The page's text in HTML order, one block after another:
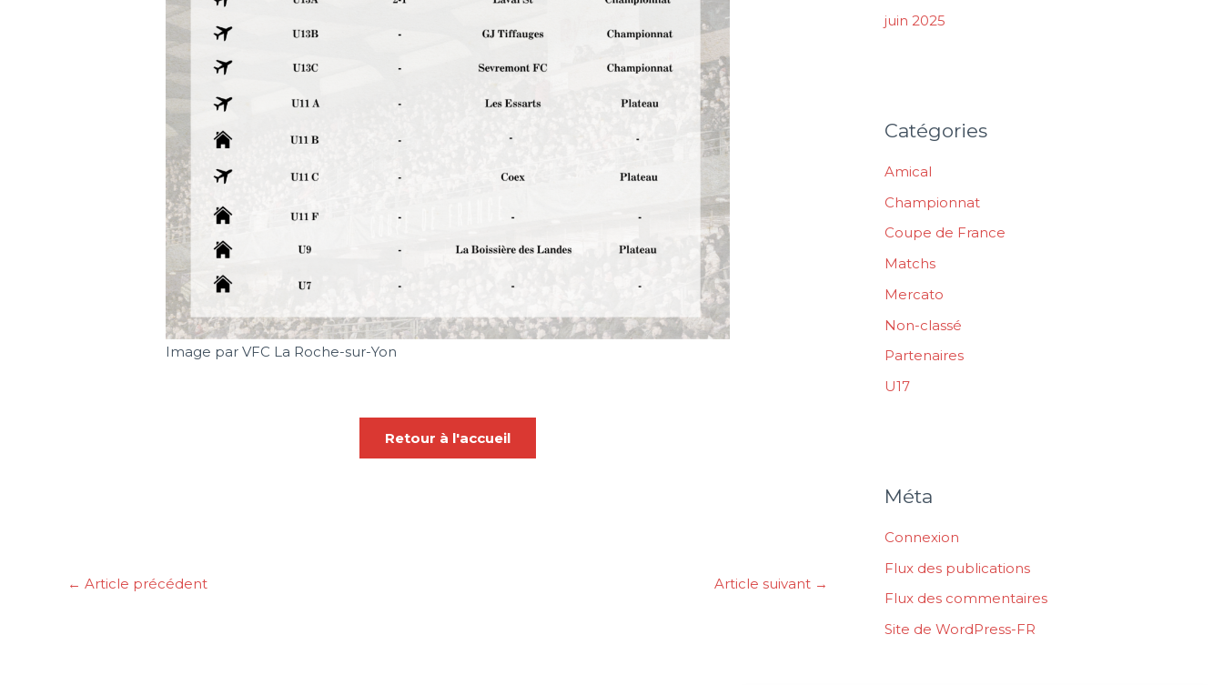
Image par VFC La Roche-sur-Yon
Retour à l'accueil
← Article précédent Article suivant →
juin 2025
Catégories
Amical
Championnat
Coupe de France
Matchs
Mercato
Non-classé
Partenaires
U17
Méta
Connexion
Flux des publications
Flux des commentaires
Site de WordPress-FR